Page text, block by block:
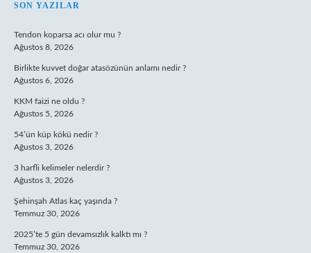
SIDEBAR
SON YAZILAR
Tendon koparsa acı olur mu ?
Ağustos 8, 2026
Birlikte kuvvet doğar atasözünün anlamı nedir ?
Ağustos 6, 2026
KKM faizi ne oldu ?
Ağustos 5, 2026
54’ün küp kökü nedir ?
Ağustos 3, 2026
3 harfli kelimeler nelerdir ?
Ağustos 3, 2026
Şehinşah Atlas kaç yaşında ?
Temmuz 30, 2026
2025’te 5 gün devamsızlık kalktı mı ?
Temmuz 30, 2026